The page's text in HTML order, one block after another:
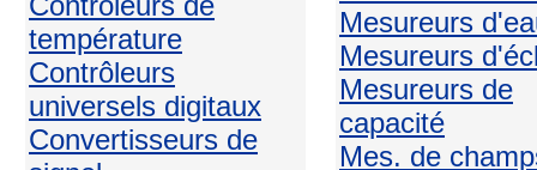
température
Contrôleurs
universels digitaux
Convertisseurs de
Mesureurs
Mesureurs
Mesureurs de
capacité
Mes. de